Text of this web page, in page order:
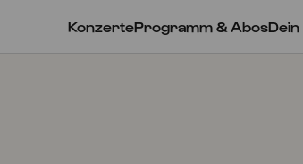
KonzerteProgramm & Abos